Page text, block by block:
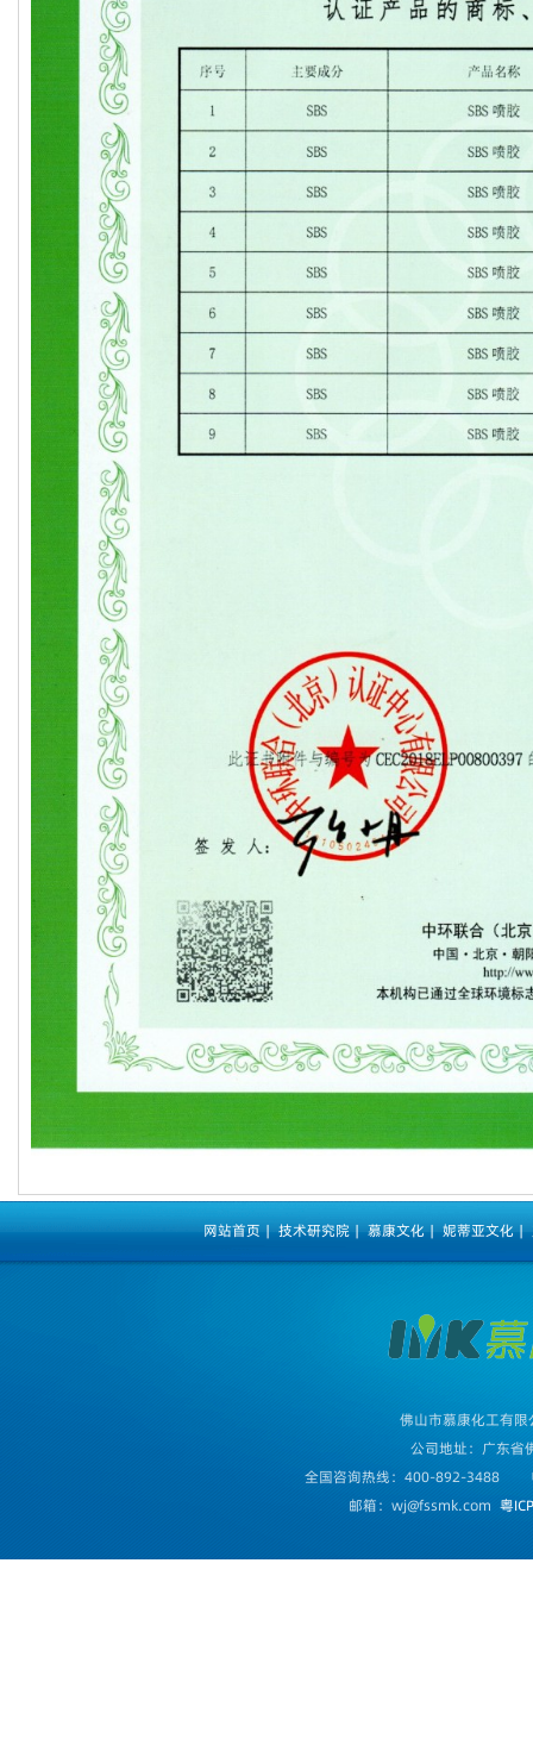
网站首页 | 技术研究院 | 慕康文化 | 妮蒂亚文化 |
佛山市慕康化工有限
公司地址：广东省
全国咨询热线：400-892-3488
邮箱：wj@fssmk.com 粤